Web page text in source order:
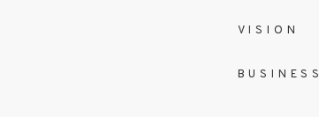
VISION
BUSINESS